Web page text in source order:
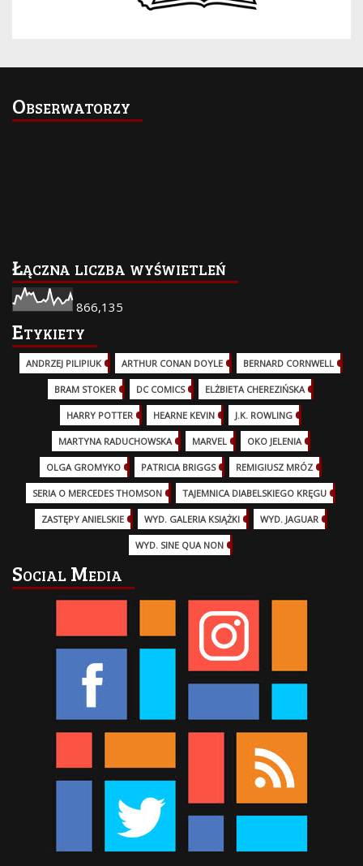
Obserwatorzy
Łączna liczba wyświetleń
866,135
Etykiety
ANDRZEJ PILIPIUK (29)ARTHUR CONAN DOYLE BERNARD CORNWELL
BRAM STOKER DC COMICS (17)ELŻBIETA CHEREZIŃSKA
HARRY POTTER (13)HEARNE KEVIN J.K. ROWLING
MARTYNA RADUCHOWSKA MARVEL (32)OKO JELENIA
OLGA GROMYKO PATRICIA BRIGGS (12)REMIGIUSZ MRÓZ
SERIA O MERCEDES THOMSON (11)TAJEMNICA DIABELSKIEGO KRĘGU
ZASTĘPY ANIELSKIE WYD. GALERIA KSIĄŻKI WYD. JAGUAR
WYD. SINE QUA NON
Social Media